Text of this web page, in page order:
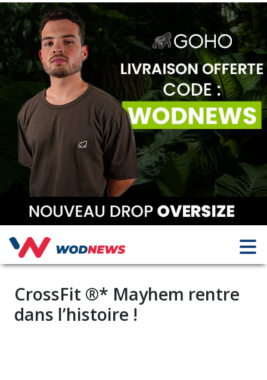
CrossFit ®* Mayhem rentre
dans l’histoire !